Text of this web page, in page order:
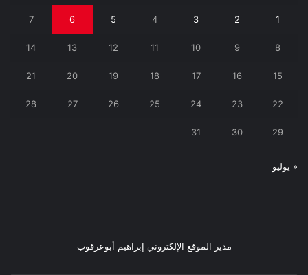
1
2
3
4
5
6
7
8
9
10
11
12
13
14
15
16
17
18
19
20
21
22
23
24
25
26
27
28
29
30
31
« يوليو
مدير الموقع الإلكتروني إبراهيم أبوعرقوب